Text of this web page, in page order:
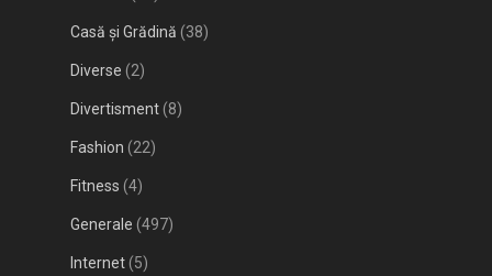
Casă și Grădină (38)
Diverse (2)
Divertisment(8)
Fashion (22)
Fitness (4)
Generale (497)
Internet(5)